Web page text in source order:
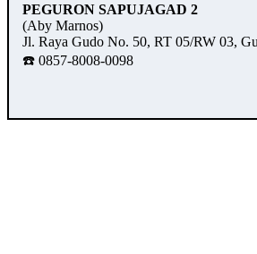
PEGURON SAPUJAGAD 2
(Aby Marnos)
Jl. Raya Gudo No. 50, RT 05/RW 03,
☎️ 0857-8008-0098